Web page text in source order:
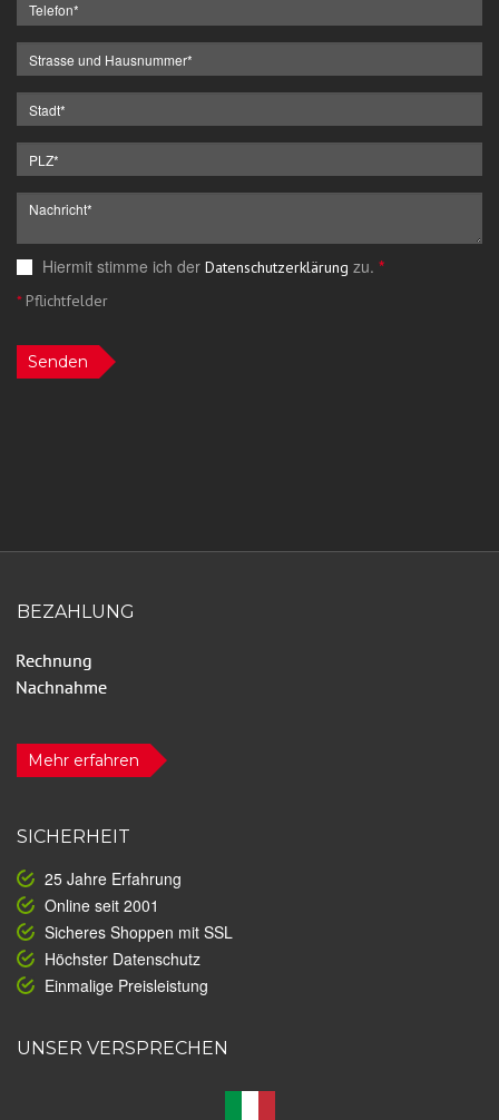
Hiermit stimme ich der Datenschutzerklärung zu. *
*Pflichtfelder
Senden
BEZAHLUNG
Mehr erfahren
SICHERHEIT
25 Jahre Erfahrung
Online seit 2001
Sicheres Shoppen mit SSL
Höchster Datenschutz
Einmalige Preisleistung
UNSER VERSPRECHEN